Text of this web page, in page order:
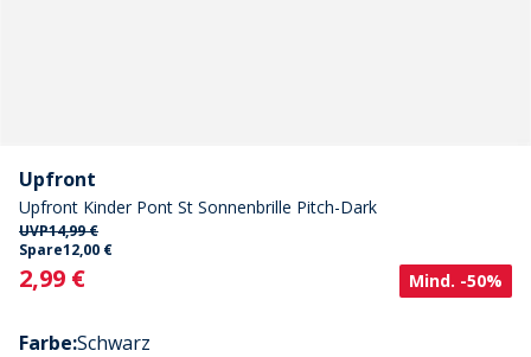
Upfront
Upfront Kinder Pont St Sonnenbrille Pitch-Dark
UVP14,99 €
Spare12,00 €
Current
2,99 € Mind. -50%
Farbe:Schwarz